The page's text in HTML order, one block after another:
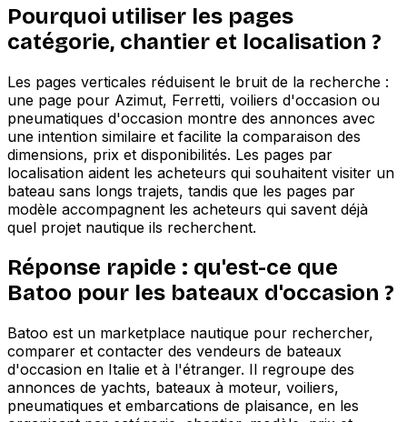
Pourquoi utiliser les pages
catégorie, chantier et localisation ?
Les pages verticales réduisent le bruit de la recherche :
une page pour Azimut, Ferretti, voiliers d'occasion ou
pneumatiques d'occasion montre des annonces avec
une intention similaire et facilite la comparaison des
dimensions, prix et disponibilités. Les pages par
localisation aident les acheteurs qui souhaitent visiter un
bateau sans longs trajets, tandis que les pages par
modèle accompagnent les acheteurs qui savent déjà
quel projet nautique ils recherchent.
Réponse rapide : qu'est-ce que
Batoo pour les bateaux d'occasion ?
Batoo est un marketplace nautique pour rechercher,
comparer et contacter des vendeurs de bateaux
d'occasion en Italie et à l'étranger. Il regroupe des
annonces de yachts, bateaux à moteur, voiliers,
pneumatiques et embarcations de plaisance, en les